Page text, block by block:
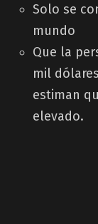
Solo se
mundo
Que la
mil
estiman
elevado.